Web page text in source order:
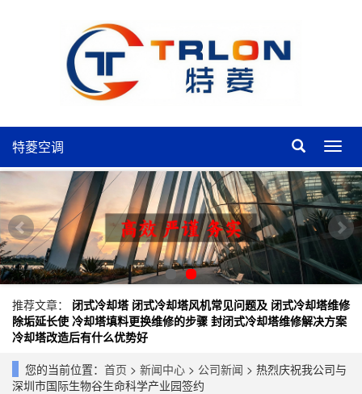
特
菱
空
调
特菱空调
推荐文章： 闭式冷却塔 闭式冷却塔风机常见问题及 闭式冷却塔维修
除垢延长使 冷却塔填料更换维修的步骤 封闭式冷却塔维修解决方案
冷却塔改造后有什么优势好
您的当前位置： 首页 > 新闻中心 > 公司新闻 > 热烈庆祝我公司与
深圳市国际生物谷生命科学产业园签约